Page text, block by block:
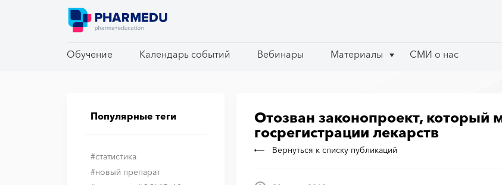
Обучение Календарь событий Вебинары Материалы СМИ о нас
Обучение Календарь событий Вебинары Материалы СМИ о нас
Популярные теги
#статистика
#новый препарат
Отозван законопроект, который
госрегистрации лекарств
Вернуться к списку публикаций